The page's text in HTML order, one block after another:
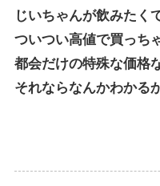
じいちゃんが飲みたく
ついつい高値で買っち
都会だけの特殊な価格
それならなんかわかる